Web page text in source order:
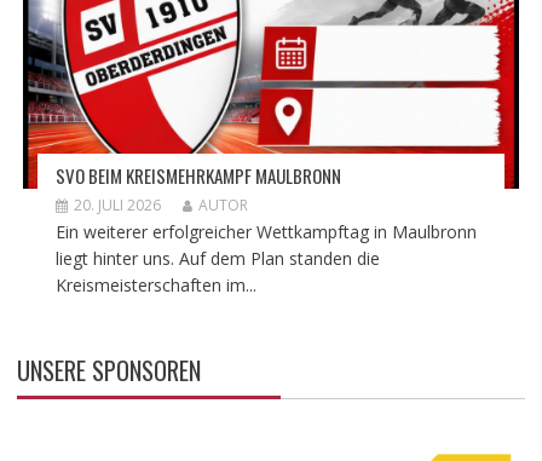
SVO BEIM KREISMEHRKAMPF MAULBRONN
20. JULI 2026 AUTOR
Ein weiterer erfolgreicher Wettkampftag in Maulbronn
liegt hinter uns. Auf dem Plan standen die
Kreismeisterschaften im...
UNSERE SPONSOREN